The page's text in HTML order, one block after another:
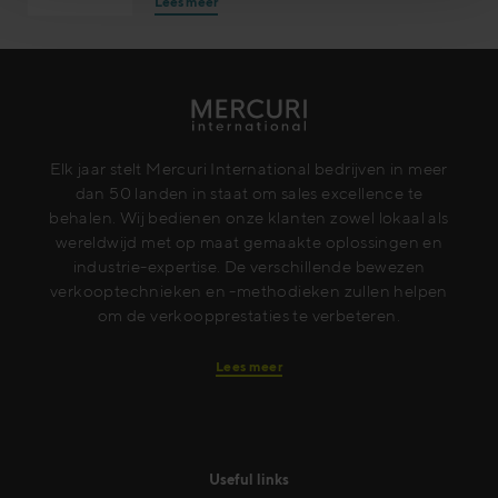
Elk jaar stelt Mercuri International bedrijven in meer
dan 50 landen in staat om sales excellence te
behalen. Wij bedienen onze klanten zowel lokaal als
wereldwijd met op maat gemaakte oplossingen en
industrie-expertise. De verschillende bewezen
verkooptechnieken en -methodieken zullen helpen
om de verkoopprestaties te verbeteren.
Lees meer
Useful links